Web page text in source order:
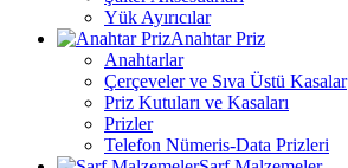
Yük Ayırıcılar
Anahtar Priz
Anahtarlar
Çerçeveler ve Sıva Üstü Kasalar
Priz Kutuları ve Kasaları
Prizler
Telefon Nümeris-Data Prizleri